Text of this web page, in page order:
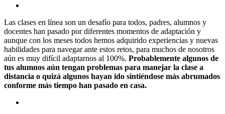
Las clases en línea son un desafío para todos, padres, alumnos y
docentes han pasado por diferentes momentos de adaptación y
aunque con los meses todos hemos adquirido experiencias y nuevas
habilidades para navegar ante estos retos, para muchos de nosotros
aún es muy difícil adaptarnos al 100%. Probablemente algunos de
tus alumnos aún tengan problemas para manejar la clase a
distancia o quizá algunos hayan ido sintiéndose más abrumados
conforme más tiempo han pasado en casa.